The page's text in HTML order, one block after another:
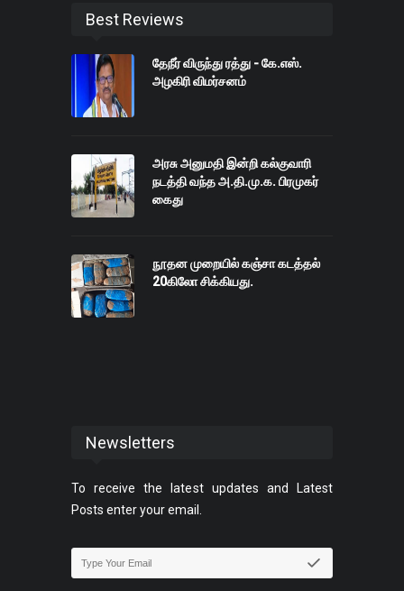
Best Reviews
தேநீர் விருந்து ரத்து - கே.எஸ்.
அழகிரி விமர்சனம்
அரசு அனுமதி இன்றி கல்குவாரி
நடத்தி வந்த அ.தி.மு.க. பிரமுகர்
கைது
நூதன முறையில் கஞ்சா கடத்தல்
20கிலோ சிக்கியது.
Newsletters
To receive the latest updates and Latest
Posts enter your email.